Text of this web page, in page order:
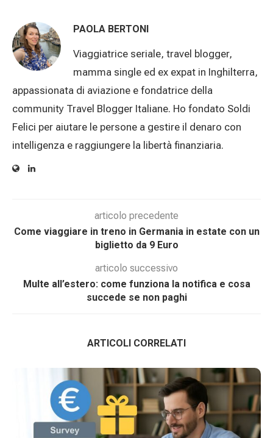
PAOLA BERTONI
Viaggiatrice seriale, travel blogger,
mamma single ed ex expat in Inghilterra,
appassionata di aviazione e fondatrice della
community Travel Blogger Italiane. Ho fondato Soldi
Felici per aiutare le persone a gestire il denaro con
intelligenza e raggiungere la libertà finanziaria.
articolo precedente
Come viaggiare in treno in Germania in estate con un
biglietto da 9 Euro
articolo successivo
Multe all’estero: come funziona la notifica e cosa
succede se non paghi
ARTICOLI CORRELATI